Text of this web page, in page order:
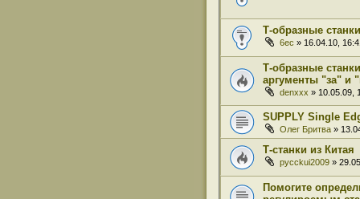
Т-образные
6ec » 16.04.10,
Т-образные
аргументы "за" и
denxxx » 10.05.09,
SUPPLY Single
Олег Бритва »
Т-станки из Китая
pycckui2009 »
Помогите